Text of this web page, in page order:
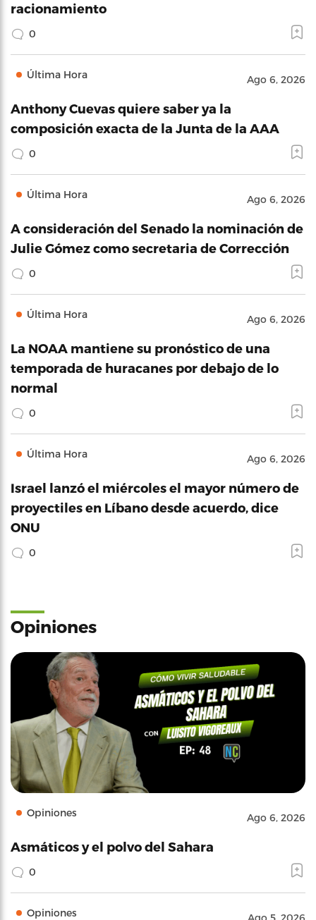
racionamiento
0
Última Hora Ago 6, 2026
Anthony Cuevas quiere saber ya la
composición exacta de la Junta de la AAA
0
Última Hora Ago 6, 2026
A consideración del Senado la nominación de
Julie Gómez como secretaria de Corrección
0
Última Hora Ago 6, 2026
La NOAA mantiene su pronóstico de una
temporada de huracanes por debajo de lo
normal
0
Última Hora Ago 6, 2026
Israel lanzó el miércoles el mayor número de
proyectiles en Líbano desde acuerdo, dice
ONU
0
Opiniones
Opiniones Ago 6, 2026
Asmáticos y el polvo del Sahara
0
Opiniones Ago 5, 2026